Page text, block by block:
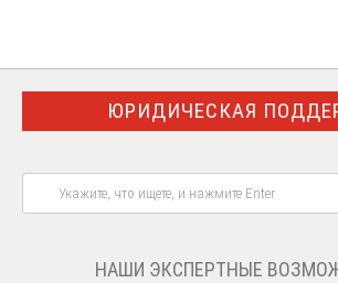
ЮРИДИЧЕСКАЯ
НАШИ ЭКСПЕРТНЫЕ